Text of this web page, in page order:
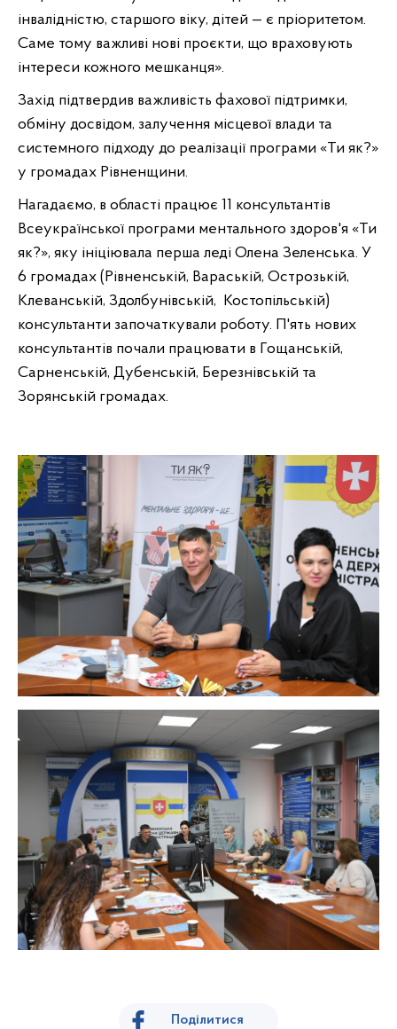
інвалідністю, старшого віку, дітей — є пріоритетом.
Саме тому важливі нові проєкти, що враховують
інтереси кожного мешканця».
Захід підтвердив важливість фахової підтримки,
обміну досвідом, залучення місцевої влади та
системного підходу до реалізації програми «Ти як?»
у громадах Рівненщини.
Нагадаємо, в області працює 11 консультантів
Всеукраїнської програми ментального здоров'я «Ти
як?», яку ініціювала перша леді Олена Зеленська. У
6 громадах (Рівненській, Вараській, Острозькій,
Клеванській, Здолбунівській, Костопільській)
консультанти започаткували роботу. П'ять нових
консультантів почали працювати в Гощанській,
Сарненській, Дубенській, Березнівській та
Зорянській громадах.
Поділитися